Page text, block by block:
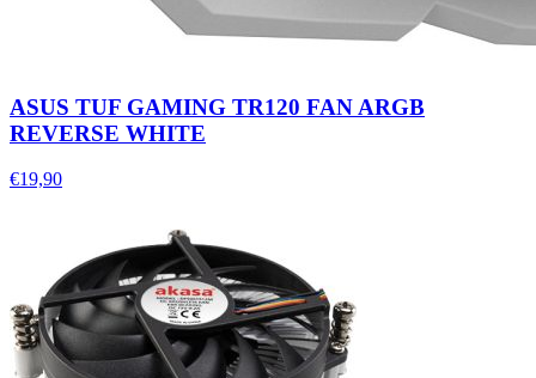
ASUS TUF GAMING TR120 FAN ARGB
REVERSE WHITE
€19,90